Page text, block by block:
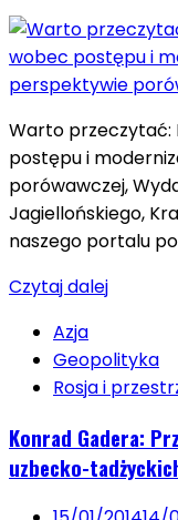
Warto przeczytać:
postępu i
porówawczej,
Jagiellońskiego,
naszego portalu
Czytaj dalej
Azja
Geopolityka
Rosja i
Konrad Gadera:
uzbecko-